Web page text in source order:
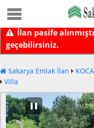
İlan pasife
geçebilirsiniz.
Sakarya Emlak İlan
Villa